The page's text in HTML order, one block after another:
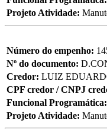
Projeto Atividade:
Número do empenho:
Nº do documento:
Credor: LUIZ
CPF credor / CNPJ
Funcional Programática:
Projeto Atividade: